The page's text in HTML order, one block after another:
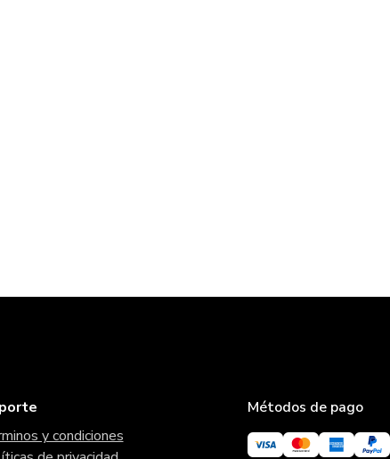
y condiciones
Métodos de pago